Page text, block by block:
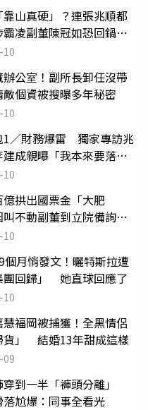
山真硬」？連張兆順都
凌副董陳冠如恐回鍋國
10
公室！副所長卸任沒帶
個資被搜曝多年秘密
10
1／財務爆雷 獨家專訪兆
成親曝「我本來要落
10
拱出國票金「大肥
不動副董到立院備詢惹
10
個月悄發文！曬特斯拉遭
團回歸」 她直球回應了
10
福岡被捕獲！全黑情侶
貨」 結婚13年甜成這樣
09
穿到一半「褲頭分離」
尬爆：同事全看光